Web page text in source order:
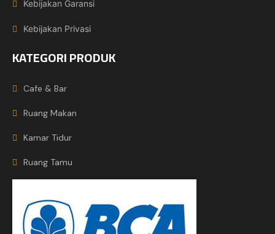
Kebijakan Garansi
Kebijakan Privasi
KATEGORI PRODUK
Cafe & Bar
Ruang Makan
Kamar Tidur
Ruang Tamu